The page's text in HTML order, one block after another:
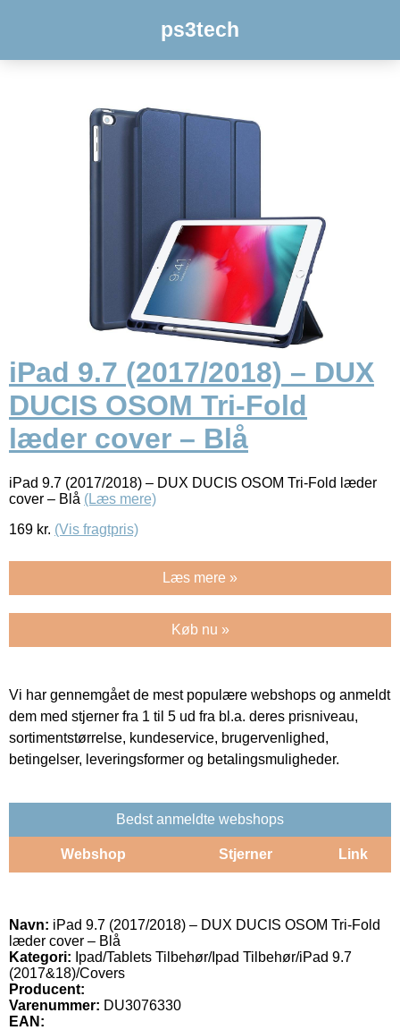
ps3tech
iPad 9.7 (2017/2018) – DUX
DUCIS OSOM Tri-Fold
læder cover – Blå
iPad 9.7 (2017/2018) – DUX DUCIS OSOM Tri-Fold læder
cover – Blå (Læs mere)
169 kr. (Vis fragtpris)
Læs mere »
Køb nu »
Vi har gennemgået de mest populære webshops og anmeldt
dem med stjerner fra 1 til 5 ud fra bl.a. deres prisniveau,
sortimentstørrelse, kundeservice, brugervenlighed,
betingelser, leveringsformer og betalingsmuligheder.
Bedst anmeldte webshops
Webshop Stjerner Link
Navn: iPad 9.7 (2017/2018) – DUX DUCIS OSOM Tri-Fold
læder cover – Blå
Kategori: Ipad/Tablets Tilbehør/Ipad Tilbehør/iPad 9.7
(2017&18)/Covers
Producent:
Varenummer: DU3076330
EAN: